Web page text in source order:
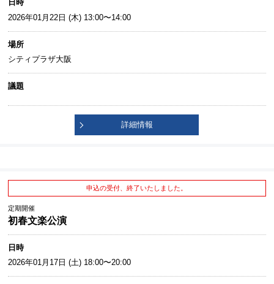
日時
2026年01月22日 (木) 13:00〜14:00
場所
シティプラザ大阪
議題
詳細情報
申込の受付、終了いたしました。
定期開催
初春文楽公演
日時
2026年01月17日 (土) 18:00〜20:00